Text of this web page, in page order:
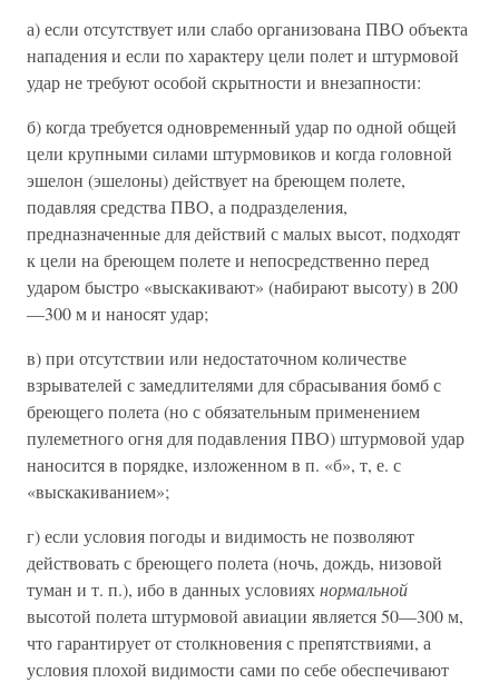
а) если отсутствует или слабо организована ПВО объекта
нападения и если по характеру цели полет и штурмовой
удар не требуют особой скрытности и внезапности:
б) когда требуется одновременный удар по одной общей
цели крупными силами штурмовиков и когда головной
эшелон (эшелоны) действует на бреющем полете,
подавляя средства ПВО, а подразделения,
предназначенные для действий с малых высот, подходят
к цели на бреющем полете и непосредственно перед
ударом быстро «выскакивают» (набирают высоту) в 200
—300 м и наносят удар;
в) при отсутствии или недостаточном количестве
взрывателей с замедлителями для сбрасывания бомб с
бреющего полета (но с обязательным применением
пулеметного огня для подавления ПВО) штурмовой удар
наносится в порядке, изложенном в п. «б», т, е. с
«выскакиванием»;
г) если условия погоды и видимость не позволяют
действовать с бреющего полета (ночь, дождь, низовой
туман и т. п.), ибо в данных условияхнормальной
высотой полета штурмовой авиации является 50—300 м,
что гарантирует от столкновения с препятствиями, а
условия плохой видимости сами по себе обеспечивают